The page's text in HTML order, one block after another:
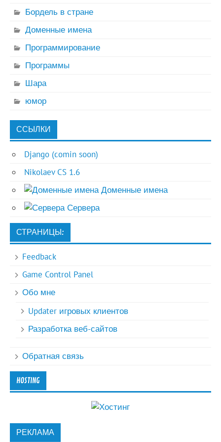
Бордель в стране
Доменные имена
Программирование
Программы
Шара
юмор
ССЫЛКИ
Django (comin soon)
Nikolaev CS 1.6
Доменные имена
Сервера
СТРАНИЦЫ:
Feedback
Game Control Panel
Обо мне
Updater игровых клиентов
Разработка веб-сайтов
Обратная связь
HOSTING
РЕКЛАМА